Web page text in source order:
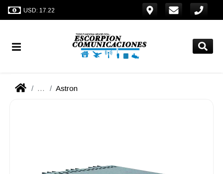
USD: 17.22
... Astron